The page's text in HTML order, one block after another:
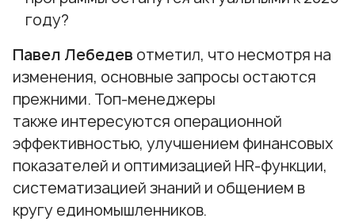
году?
Павел Лебедев отметил, что несмотря на
изменения, основные запросы остаются
прежними. Топ-менеджеры
также интересуются операционной
эффективностью, улучшением финансовых
показателей и оптимизацией HR-функции,
систематизацией знаний и общением в
кругу единомышленников.